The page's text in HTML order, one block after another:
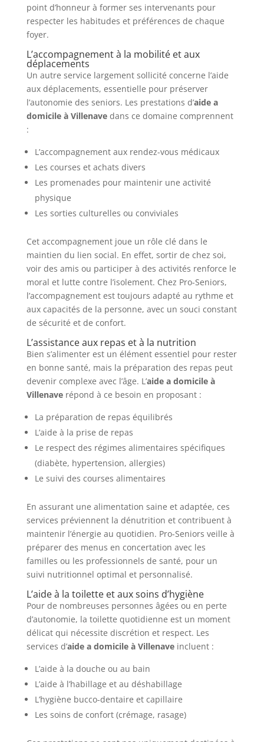
point d’honneur à former ses intervenants pour
respecter les habitudes et préférences de chaque
foyer.
L’accompagnement à la mobilité et aux
déplacements
Un autre service largement sollicité concerne l’aide
aux déplacements, essentielle pour préserver
l’autonomie des seniors. Les prestations d’aide a
domicile à Villenavedans ce domaine comprennent
:
L’accompagnement aux rendez-vous médicaux
Les courses et achats divers
Les promenades pour maintenir une activité
physique
Les sorties culturelles ou conviviales
Cet accompagnement joue un rôle clé dans le
maintien du lien social. En effet, sortir de chez soi,
voir des amis ou participer à des activités renforce le
moral et lutte contre l’isolement. Chez Pro-Seniors,
l’accompagnement est toujours adapté au rythme et
aux capacités de la personne, avec un souci constant
de sécurité et de confort.
L’assistance aux repas et à la nutrition
Bien s’alimenter est un élément essentiel pour rester
en bonne santé, mais la préparation des repas peut
devenir complexe avec l’âge. L’aide a domicile à
Villenaverépond à ce besoin en proposant :
La préparation de repas équilibrés
L’aide à la prise de repas
Le respect des régimes alimentaires spécifiques
(diabète, hypertension, allergies)
Le suivi des courses alimentaires
En assurant une alimentation saine et adaptée, ces
services préviennent la dénutrition et contribuent à
maintenir l’énergie au quotidien. Pro-Seniors veille à
préparer des menus en concertation avec les
familles ou les professionnels de santé, pour un
suivi nutritionnel optimal et personnalisé.
L’aide à la toilette et aux soins d’hygiène
Pour de nombreuses personnes âgées ou en perte
d’autonomie, la toilette quotidienne est un moment
délicat qui nécessite discrétion et respect. Les
services d’aide a domicile à Villenaveincluent :
L’aide à la douche ou au bain
L’aide à l’habillage et au déshabillage
L’hygiène bucco-dentaire et capillaire
Les soins de confort (crémage, rasage)